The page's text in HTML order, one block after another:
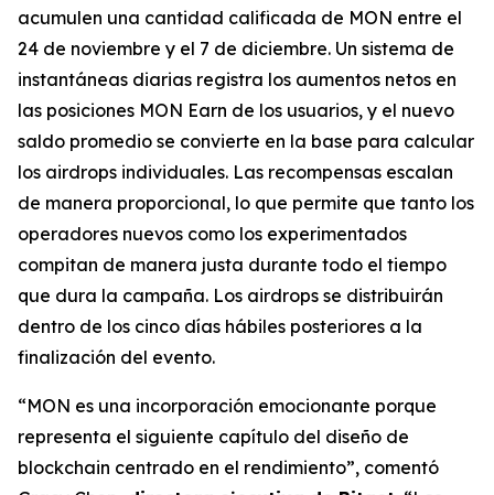
acumulen una cantidad calificada de MON entre el
24 de noviembre y el 7 de diciembre. Un sistema de
instantáneas diarias registra los aumentos netos en
las posiciones MON Earn de los usuarios, y el nuevo
saldo promedio se convierte en la base para calcular
los airdrops individuales. Las recompensas escalan
de manera proporcional, lo que permite que tanto los
operadores nuevos como los experimentados
compitan de manera justa durante todo el tiempo
que dura la campaña. Los airdrops se distribuirán
dentro de los cinco días hábiles posteriores a la
finalización del evento.
“MON es una incorporación emocionante porque
representa el siguiente capítulo del diseño de
blockchain centrado en el rendimiento”, comentó